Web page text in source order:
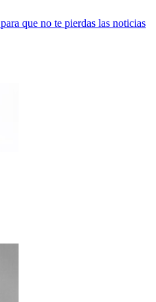
para que no te pierdas las noticias